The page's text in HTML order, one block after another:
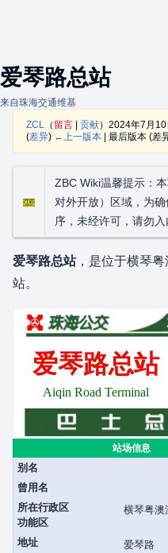
爱琴路总站
来自珠海交通维基
ZCL （ 留言 贡献） 2024年7月
(差异) ←上一版本 | 最后版本 (
ZBC Wiki温馨提示：
对外开放）区域，为
序，未经许可，请勿入
爱琴路总站，是位于横琴
站。
爱琴路总站
Aiqin Road Terminal
站场信息
别名
曾用名
所在行政区
功能区
横琴粤澳
地址
爱琴路